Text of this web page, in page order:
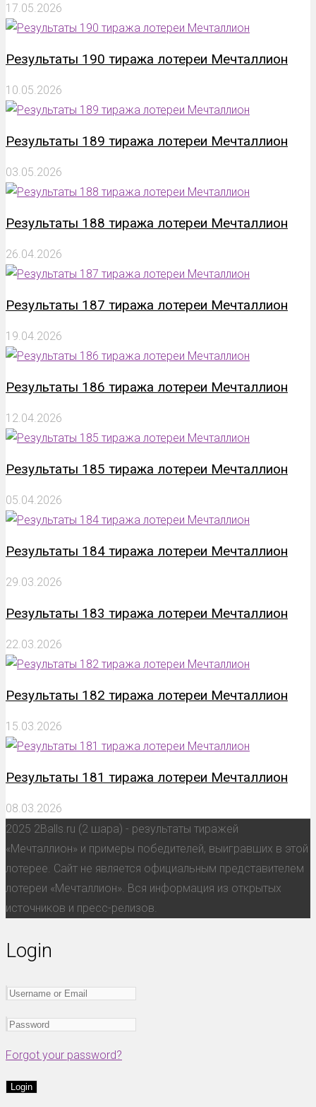
17.05.2026
Результаты 190 тиража лотереи Мечталлион
10.05.2026
Результаты 189 тиража лотереи Мечталлион
03.05.2026
Результаты 188 тиража лотереи Мечталлион
26.04.2026
Результаты 187 тиража лотереи Мечталлион
19.04.2026
Результаты 186 тиража лотереи Мечталлион
12.04.2026
Результаты 185 тиража лотереи Мечталлион
05.04.2026
Результаты 184 тиража лотереи Мечталлион
29.03.2026
Результаты 183 тиража лотереи Мечталлион
22.03.2026
Результаты 182 тиража лотереи Мечталлион
15.03.2026
Результаты 181 тиража лотереи Мечталлион
08.03.2026
2025 2Balls.ru (2 шара) - результаты тиражей
«Мечталлион» и примеры победителей, выигравших в этой
лотерее. Сайт не является официальным представителем
лотереи «Мечталлион». Вся информация из открытых
источников и пресс-релизов.
Login
Forgot your password?